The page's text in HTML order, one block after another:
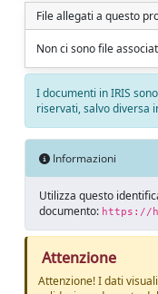
File allegati a questo
Non ci sono file
I documenti in IRIS
riservati, salvo diversa
Informazioni
Utilizza questo
documento: https://
Attenzione
Attenzione! I dati